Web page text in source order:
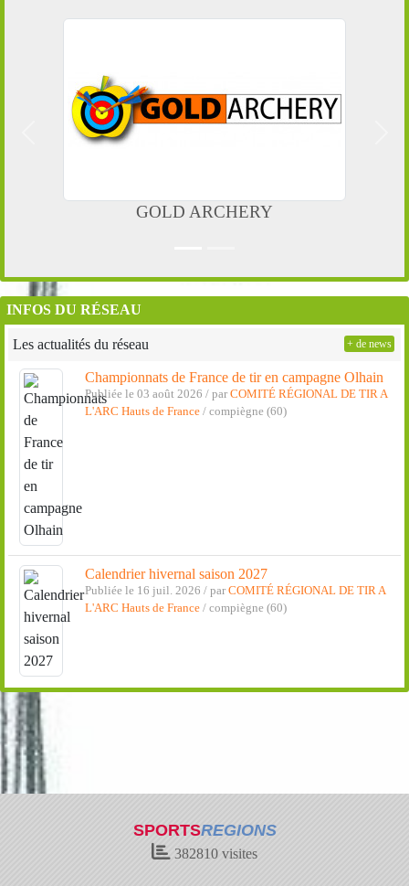
GOLD ARCHERY
Précedent
INFOS DU RÉSEAU
Les actualités du réseau
Championnats de France de tir en campagne Olhain
Publiée le 03 août 2026 / par COMITÉ RÉGIONAL DE TIR A
L'ARC Hauts de France/ compiègne (60)
Calendrier hivernal saison 2027
Publiée le 16 juil. 2026 / par COMITÉ RÉGIONAL DE TIR A
L'ARC Hauts de France/ compiègne (60)
+ de news
SPORTSREGIONS
382810 visites